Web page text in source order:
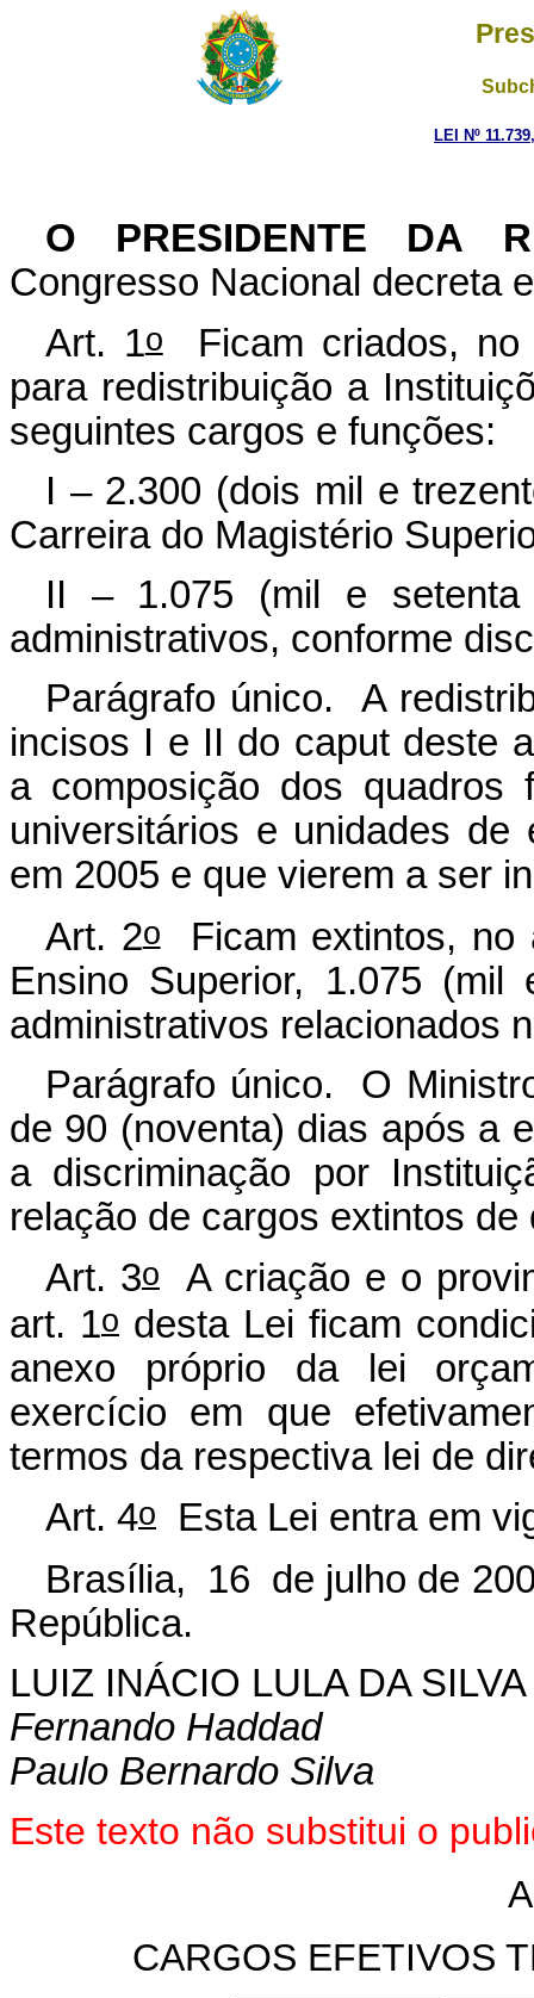
LEI Nº
O PRESIDENTE DA
Congresso Nacional decreta
Art. 1oFicam criados, no
para redistribuição a
seguintes cargos e funções:
I – 2.300 (dois mil e
Carreira do Magistério
II – 1.075 (mil e setenta
administrativos, conforme
Parágrafo único. A
incisos I e II do caput deste
a composição dos quadros
universitários e unidades de
em 2005 e que vierem a ser
Art. 2oFicam extintos, no
Ensino Superior, 1.075
administrativos relacionados
Parágrafo único. O
de 90 (noventa) dias após a
a discriminação por
relação de cargos extintos
Art. 3oA criação e o
art. 1o desta Lei ficam
anexo próprio da lei
exercício em que
termos da respectiva lei de
Art. 4o
Esta Lei entra em
Brasília, 16 de julho de
República.
LUIZ INÁCIO LULA DA SILVA
Fernando Haddad
Paulo Bernardo Silva
Este texto não substitui o
CARGOS EFETIVOS